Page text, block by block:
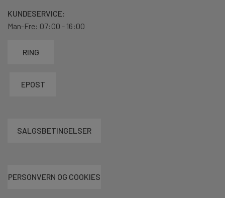
KUNDESERVICE:
Man-Fre: 07:00 - 16:00
RING
EPOST
SALGSBETINGELSER
PERSONVERN OG COOKIES